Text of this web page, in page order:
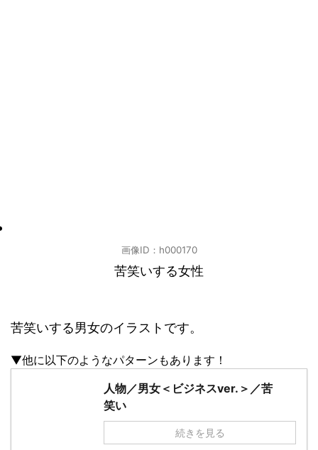
画像ID：h000170
苦笑いする女性
苦笑いする男女のイラストです。
▼他に以下のようなパターンもあります！
人物／男女＜ビジネスver.＞／苦
笑い
続きを見る